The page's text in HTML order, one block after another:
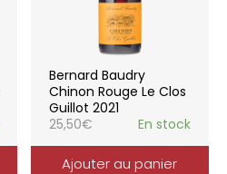
Bernard Baudry
Chinon Rouge Le Clos
Guillot 2021
25,50€ En stock
Ajouter au panier